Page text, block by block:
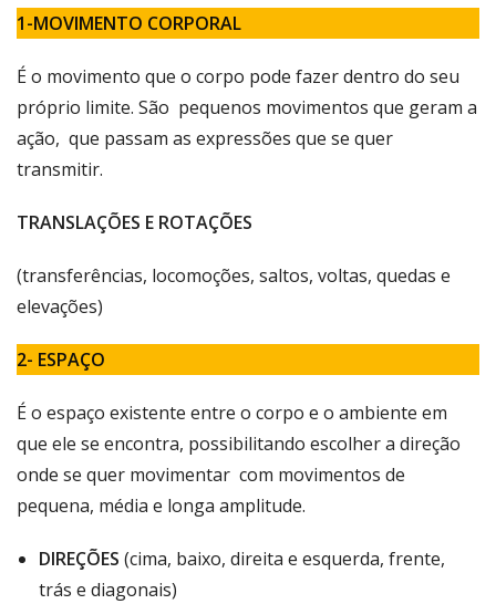
1-MOVIMENTO CORPORAL
É o movimento que o corpo pode fazer dentro do seu
próprio limite. São pequenos movimentos que geram a
ação, que passam as expressões que se quer
transmitir.
TRANSLAÇÕES E ROTAÇÕES
(transferências, locomoções, saltos, voltas, quedas e
elevações)
2- ESPAÇO
É o espaço existente entre o corpo e o ambiente em
que ele se encontra, possibilitando escolher a direção
onde se quer movimentar com movimentos de
pequena, média e longa amplitude.
DIREÇÕES (cima, baixo, direita e esquerda, frente,
trás e diagonais)